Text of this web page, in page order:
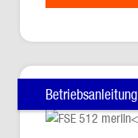
Betriebsanleitung